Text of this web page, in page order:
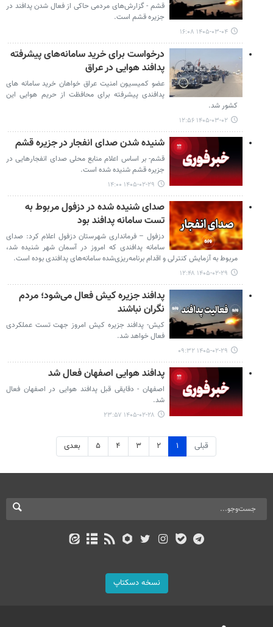
قشم - گزارش‌های مردمی حاکی از فعال شدن پدافند در
جزیره قشم است.
۱۴۰۵-۰۳-۰۴ ۱۶:۰۸
درخواست برای خرید سامانه‌های پیشرفته
پدافند هوایی در عراق
عضو کمیسیون امنیت عراق خواهان خرید سامانه های
پدافندی پیشرفته برای محافظت از حریم هوایی این
کشور شد.
۱۴۰۵-۰۳-۰۲ ۱۲:۵۶
شنیده شدن صدای انفجار در جزیره قشم
قشم- بر اساس اعلام منابع محلی صدای انفجارهایی در
جزیره قشم شنیده شده است.
۱۴۰۵-۰۲-۲۹ ۱۴:۰۰
صدای شنیده شده در دزفول مربوط به
تست سامانه پدافند بود
دزفول – فرمانداری شهرستان دزفول اعلام کرد: صدای
سامانه پدافندی که امروز در آسمان شهر شنیده شد،
مربوط به آزمایش کنترلی و اقدام برنامه‌ریزی‌شده سامانه‌های پدافندی بوده است.
۱۴۰۵-۰۲-۲۹ ۱۲:۴۸
پدافند جزیره کیش فعال می‌شود؛ مردم
نگران نباشند
کیش- پدافند جزیره کیش امروز جهت تست عملکردی
فعال خواهد شد.
۱۴۰۵-۰۲-۲۹ ۰۹:۳۲
پدافند هوایی اصفهان فعال شد
اصفهان - دقایقی قبل پدافند هوایی در اصفهان فعال
شد.
۱۴۰۵-۰۲-۲۸ ۲۳:۵۷
قبلی ۱ ۲ ۳ ۴ ۵ بعدی
نسخه دسکتاپ